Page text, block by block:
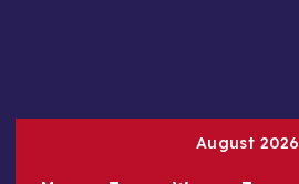
August 2026